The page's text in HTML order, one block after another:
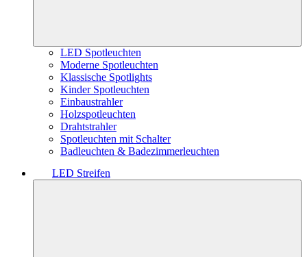
LED Spotleuchten
Moderne Spotleuchten
Klassische Spotlights
Kinder Spotleuchten
Einbaustrahler
Holzspotleuchten
Drahtstrahler
Spotleuchten mit Schalter
Badleuchten & Badezimmerleuchten
LED Streifen